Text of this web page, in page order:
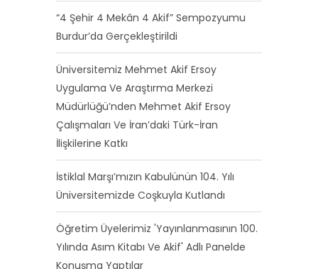
“4 Şehir 4 Mekân 4 Akif” Sempozyumu
Burdur’da Gerçekleştirildi
Üniversitemiz Mehmet Akif Ersoy
Uygulama Ve Araştırma Merkezi
Müdürlüğü’nden Mehmet Akif Ersoy
Çalışmaları Ve İran’daki Türk-İran
İlişkilerine Katkı
İstiklal Marşı’mızın Kabulünün 104. Yılı
Üniversitemizde Coşkuyla Kutlandı
Öğretim Üyelerimiz 'Yayınlanmasının 100.
Yılında Asım Kitabı Ve Akif' Adlı Panelde
Konuşma Yaptılar